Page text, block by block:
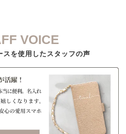
VOICE
スを使用したスタッフの声